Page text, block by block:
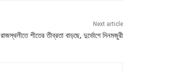
Next article
রাজস্থলীতে শীতের তীব্রতা বাড়ছে, দুর্ভোগে দিনমজুরী